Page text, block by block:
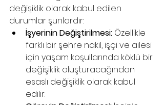
değişiklik olarak kabul edilen
durumlar şunlardır:
İşyerinin Değiştirilmesi: Özellikle
farklı bir şehre nakil, işçi ve ailesi
için yaşam koşullarında köklü bir
değişiklik oluşturacağından
esaslı değişiklik olarak kabul
edilir.